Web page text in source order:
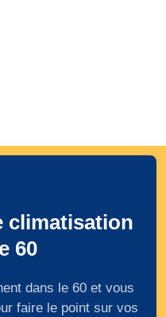
climatisation
60
dans le 60 et vous
faire le point sur vos